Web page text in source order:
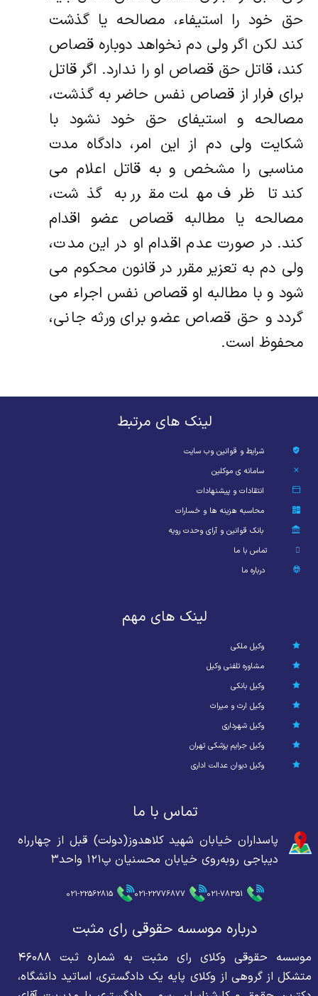
حق خود را استیفاء، مصالحه یا گذشت
کند لکن اگر ولی دم نخواهد دوباره قصاص
کند، قاتل حق قصاص او را ندارد. اگر قاتل
برای فرار از قصاص نفس حاضر به گذشت،
مصالحه و استیفای حق خود نشود با
شکایت ولی دم از این امر، دادگاه مدت
مناسبی را مشخص و به قاتل اعلام می
کند تا ظرف مهلت مقرر به گذشت،
مصالحه یا مطالبه قصاص عضو اقدام
کند. در صورت عدم اقدام او در این مدت،
ولی دم به تعزیر مقرر در قانون محکوم می
شود و با مطالبه او قصاص نفس اجراء می
گردد و حق قصاص عضو برای ورثه جانی،
محفوظ است.
لینک های مرتبط
شرایط و قوانین وب سایت
سامانه ی موکلین
انتقادات و پیشنهادات
محاسبه هزینه ها و خسارات
بانک قوانین و آرای وحدت رویه
تماس با ما
درباره ما
لینک های مهم
وکیل ملکی
مشاوره تلفنی وکیل
وکیل بانکی
وکیل ارث و میراث
وکیل شهرداری
وکیل جرایم پزشکی تهران
وکیل دیوان عدالت اداری
تماس با ما
پاسداران خیابان شهید کلاهدوز(دولت) قبل از چهارراه
دیباجی روبه‌روی خیابان محسنیان پ۱۲۱ واحد۳
021-78351
021-22776877
021-22562815
درباره موسسه حقوقی رای مثبت
موسسه حقوقی وکلای رای مثبت به شماره ثبت ۴۶۰۸۸
متشکل از گروهی از وکلای پایه یک دادگستری، اساتید دانشگاه،